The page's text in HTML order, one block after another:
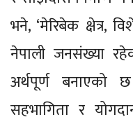
भने, ‘मेरिबेक क्षेत्र,
नेपाली जनसंख्या
अर्थपूर्ण बनाएको
सहभागिता र